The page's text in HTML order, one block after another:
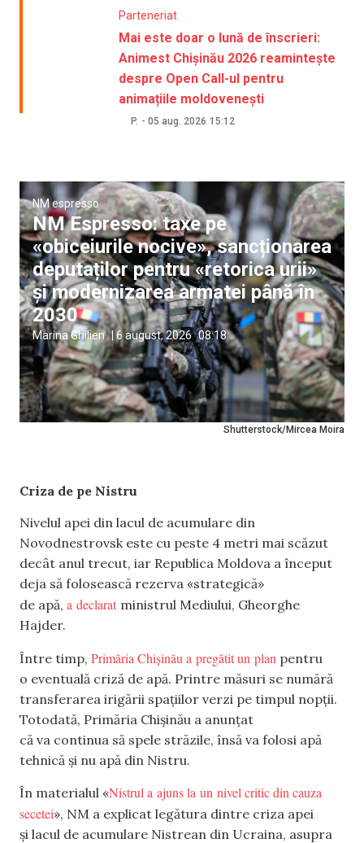
Parteneriat
Mai este doar o lună de înscrieri:
Animest Chișinău 2026 reamintește
despre Open Call-ul pentru
animațiile moldovenești
P. - 05 aug. 2026 15:12
Shutterstock/Mircea Moira
NM espresso
NM Espresso: taxe pe
«obiceiurile nocive», sancționarea
deputaților pentru «retorica urii»
și modernizarea armatei până în
2030
Marina Ghilien | 6 august, 2026 08:18
Criza de pe Nistru
Nivelul apei din lacul de acumulare din
Novodnestrovsk este cu peste 4 metri mai scăzut
decât anul trecut, iar Republica Moldova a început
deja să folosească rezerva «strategică»
de apă, a declarat ministrul Mediului, Gheorghe
Hajder.
Între timp, Primăria Chișinău a pregătit un plan pentru
o eventuală criză de apă. Printre măsuri se numără
transferarea irigării spațiilor verzi pe timpul nopții.
Totodată, Primăria Chișinău a anunțat
că va continua să spele străzile, însă va folosi apă
tehnică și nu apă din Nistru.
În materialul «Nistrul a ajuns la un nivel critic din cauza
secetei», NM a explicat legătura dintre criza apei
și lacul de acumulare Nistrean din Ucraina, asupra